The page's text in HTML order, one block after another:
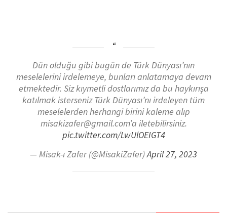
Dün olduğu gibi bugün de Türk Dünyası’nın
meselelerini irdelemeye, bunları anlatamaya devam
etmektedir. Siz kıymetli dostlarımız da bu haykırışa
katılmak isterseniz Türk Dünyası’nı irdeleyen tüm
meselelerden herhangi birini kaleme alıp
misakizafer@gmail.com’a iletebilirsiniz.
pic.twitter.com/LwUlOEIGT4
— Misak-ı Zafer (@MisakiZafer)April 27, 2023